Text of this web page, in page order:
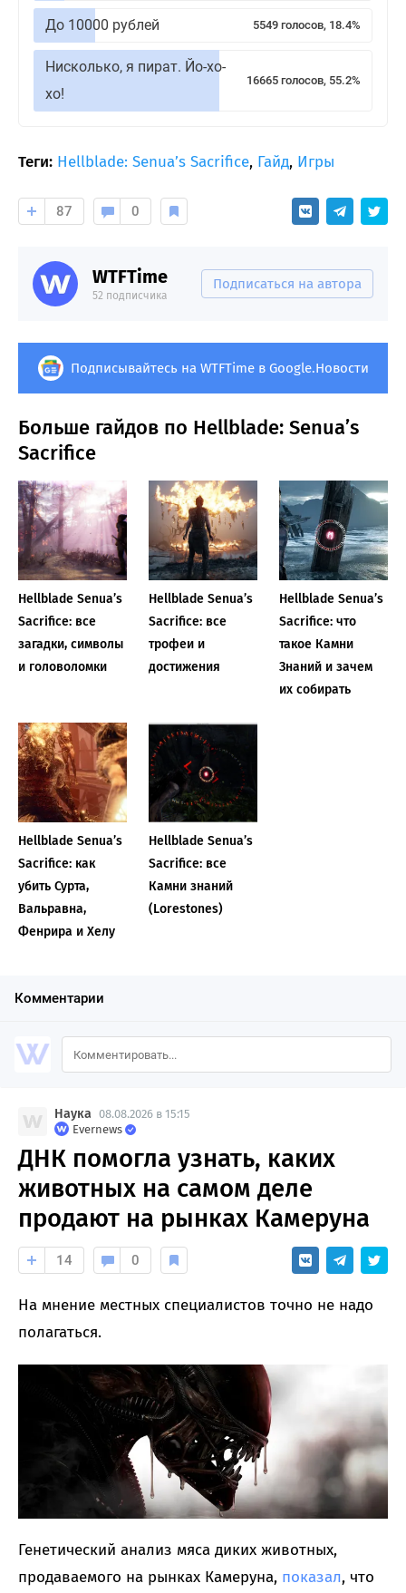
До 10000 рублей 5549 голосов, 18.4%
Нисколько, я пират. Йо-хо-
хо!
16665 голосов, 55.2%
Теги: Hellblade: Senua’s Sacrifice, Гайд, Игры
87 0
WTFTime
52 подписчика
Подписаться на автора
Подписывайтесь на WTFTime в Google.Новости
Больше гайдов по Hellblade: Senua’s
Sacrifice
Hellblade Senua’s
Sacrifice: все
загадки, символы
и головоломки
Hellblade Senua’s
Sacrifice: все
трофеи и
достижения
Hellblade Senua’s
Sacrifice: что
такое Камни
Знаний и зачем
их собирать
Hellblade Senua’s
Sacrifice: как
убить Сурта,
Вальравна,
Фенрира и Хелу
Hellblade Senua’s
Sacrifice: все
Камни знаний
(Lorestones)
Комментарии
Наука 08.08.2026 в 15:15
Evernews
ДНК помогла узнать, каких
животных на самом деле
продают на рынках Камеруна
14 0
На мнение местных специалистов точно не надо
полагаться.
Генетический анализ мяса диких животных,
продаваемого на рынках Камеруна, показал, что